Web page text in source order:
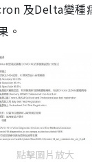
及Delta變種
。
點擊圖片放大